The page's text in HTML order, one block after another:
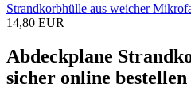
Strandkorbhülle aus weicher
14,80 EUR
Abdeckplane
sicher online bestellen